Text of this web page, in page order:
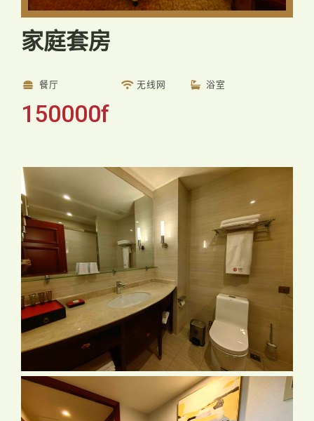
家庭套房
餐厅 无线网 浴室
150000f